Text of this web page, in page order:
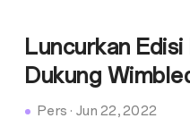
Luncurkan
Dukung
Pers · Jun 22, 2022